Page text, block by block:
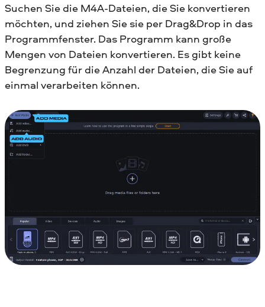
Suchen Sie die M4A-Dateien, die Sie konvertieren
möchten, und ziehen Sie sie per Drag&Drop in das
Programmfenster. Das Programm kann große
Mengen von Dateien konvertieren. Es gibt keine
Begrenzung für die Anzahl der Dateien, die Sie auf
einmal verarbeiten können.